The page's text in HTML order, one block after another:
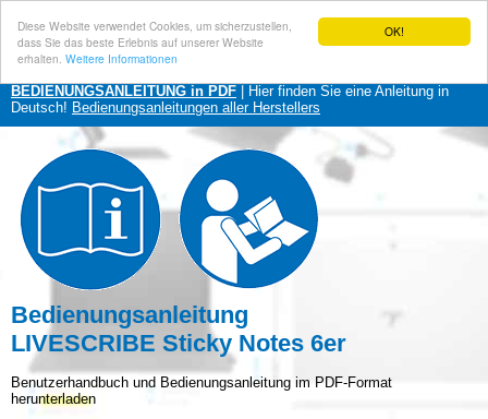
OK!
Diese Website verwendet Cookies, um sicherzustellen,
dass Sie das beste Erlebnis auf unserer Website
erhalten. Weitere Informationen
BEDIENUNGSANLEITUNG in PDF | Hier finden Sie eine Anleitung in
Deutsch! Bedienungsanleitungen aller Herstellers
Bedienungsanleitung
LIVESCRIBE Sticky Notes 6er
Benutzerhandbuch und Bedienungsanleitung im PDF-Format
herunterladen